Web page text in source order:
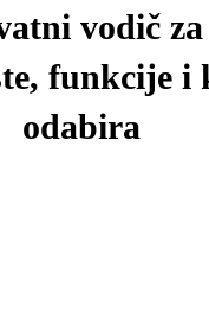
vodič
funkcije
odabira